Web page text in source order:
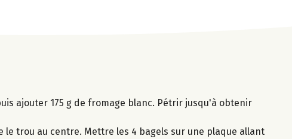
ajouter 175 g de fromage blanc. Pétrir jusqu'à obtenir
trou au centre. Mettre les 4 bagels sur une plaque allant